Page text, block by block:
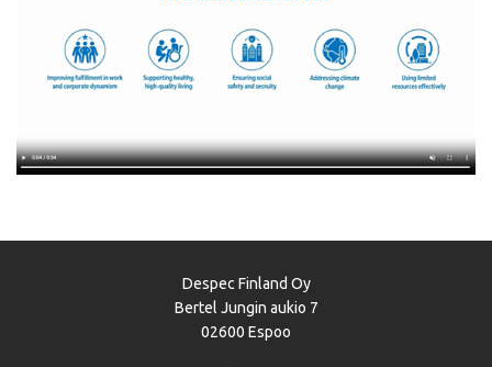
Despec Finland Oy
Bertel Jungin aukio 7
02600 Espoo